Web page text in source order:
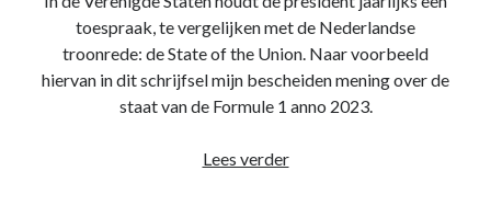
Recente reacties
De F1-NerdopHet regeldilemma van de Formule 1
opHet regeldilemma van de Formule 1
Katja.schendzielorz@planet.nlopHet regeldilemma van de Formule 1
toespraak, te vergelijken met de Nederlandse
troonrede: de State of the Union. Naar voorbeeld
hiervan in dit schrijfsel mijn bescheiden mening over de
staat van de Formule 1 anno 2023.
Lees verderThe